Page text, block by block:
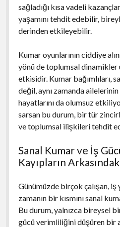
sağladığı kısa vadeli
yaşamını tehdit edebilir,
derinden etkileyebilir.
Kumar oyunlarının ciddiye
yönü de toplumsal dinamikler
etkisidir. Kumar bağımlıları,
değil, aynı zamanda ailelerinin
hayatlarını da olumsuz
sarsan bu durum, bir tür
ve toplumsal ilişkileri tehdit
Sanal Kumar ve İş
Kayıpların
Günümüzde birçok çalışan,
zamanın bir kısmını sanal
Bu durum, yalnızca bireysel
gücü verimliliğini düşüren bir